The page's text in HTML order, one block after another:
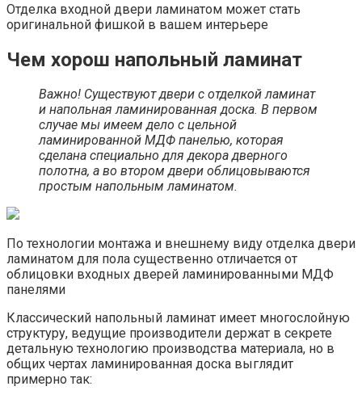
Отделка входной двери ламинатом может стать
оригинальной фишкой в вашем интерьере
Чем хорош напольный ламинат
Важно! Существуют двери с отделкой ламинат
и напольная ламинированная доска. В первом
случае мы имеем дело с цельной
ламинированной МДФ панелью, которая
сделана специально для декора дверного
полотна, а во втором двери облицовываются
простым напольным ламинатом.
По технологии монтажа и внешнему виду отделка двери
ламинатом для пола существенно отличается от
облицовки входных дверей ламинированными МДФ
панелями
Классический напольный ламинат имеет многослойную
структуру, ведущие производители держат в секрете
детальную технологию производства материала, но в
общих чертах ламинированная доска выглядит
примерно так: